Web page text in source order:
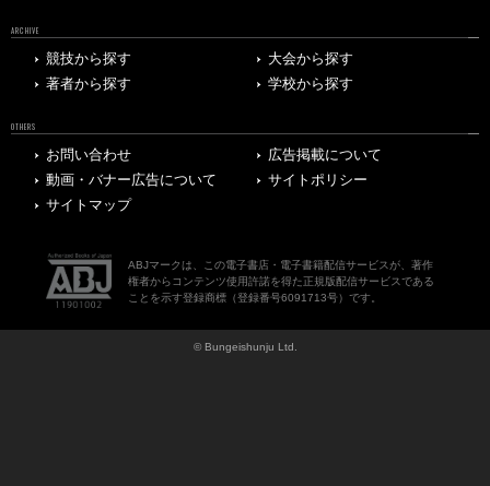
ARCHIVE
競技から探す
大会から探す
著者から探す
学校から探す
OTHERS
お問い合わせ
広告掲載について
動画・バナー広告について
サイトポリシー
サイトマップ
ABJマークは、この電子書店・電子書籍配信サービスが、著作
権者からコンテンツ使用許諾を得た正規版配信サービスである
ことを示す登録商標（登録番号6091713号）です。
© Bungeishunju Ltd.